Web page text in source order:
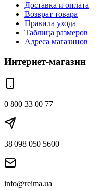
Доставка и оплата
Возврат товара
Правила ухода
Таблица размеров
Адреса магазинов
Интернет-магазин
0 800 33 00 77
38 098 050 5600
info@reima.ua